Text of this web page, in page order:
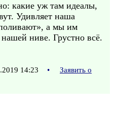
какие уж там идеалы,
Удивляет наша
а мы им
ниве. Грустно всё.
14:23 •
Заявить о